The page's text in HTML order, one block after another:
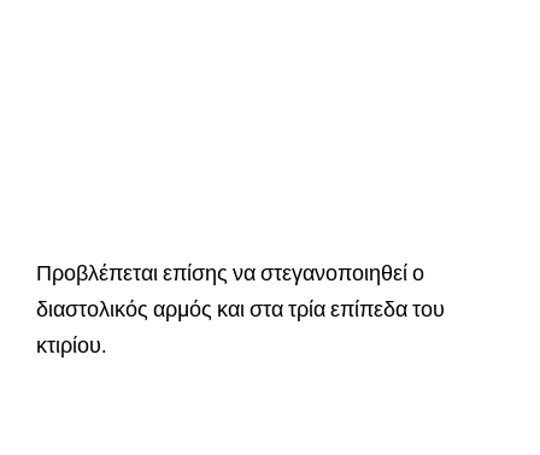
Προβλέπεται επίσης να στεγανοποιηθεί ο
διαστολικός αρµός και στα τρία επίπεδα του
κτιρίου.